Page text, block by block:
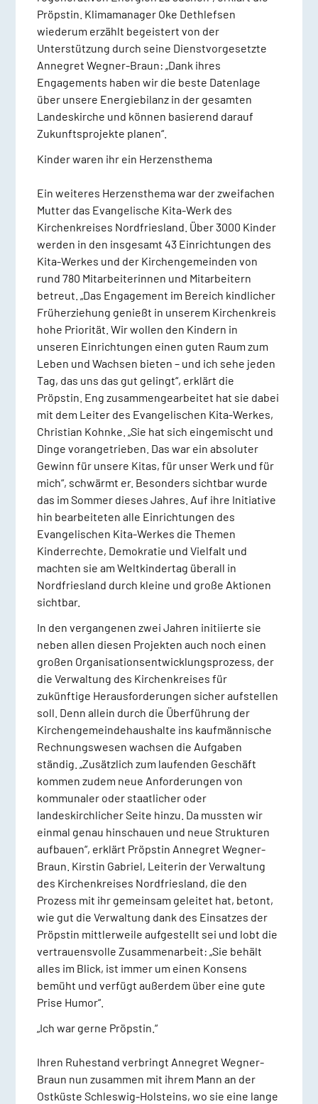
Pröpstin. Klimamanager Oke Dethlefsen
wiederum erzählt begeistert von der
Unterstützung durch seine Dienstvorgesetzte
Annegret Wegner-Braun: „Dank ihres
Engagements haben wir die beste Datenlage
über unsere Energiebilanz in der gesamten
Landeskirche und können basierend darauf
Zukunftsprojekte planen“.
Kinder waren ihr ein Herzensthema
Ein weiteres Herzensthema war der zweifachen
Mutter das Evangelische Kita-Werk des
Kirchenkreises Nordfriesland. Über 3000 Kinder
werden in den insgesamt 43 Einrichtungen des
Kita-Werkes und der Kirchengemeinden von
rund 780 Mitarbeiterinnen und Mitarbeitern
betreut. „Das Engagement im Bereich kindlicher
Früherziehung genießt in unserem Kirchenkreis
hohe Priorität. Wir wollen den Kindern in
unseren Einrichtungen einen guten Raum zum
Leben und Wachsen bieten – und ich sehe jeden
Tag, das uns das gut gelingt“, erklärt die
Pröpstin. Eng zusammengearbeitet hat sie dabei
mit dem Leiter des Evangelischen Kita-Werkes,
Christian Kohnke. „Sie hat sich eingemischt und
Dinge vorangetrieben. Das war ein absoluter
Gewinn für unsere Kitas, für unser Werk und für
mich“, schwärmt er. Besonders sichtbar wurde
das im Sommer dieses Jahres. Auf ihre Initiative
hin bearbeiteten alle Einrichtungen des
Evangelischen Kita-Werkes die Themen
Kinderrechte, Demokratie und Vielfalt und
machten sie am Weltkindertag überall in
Nordfriesland durch kleine und große Aktionen
sichtbar.
In den vergangenen zwei Jahren initiierte sie
neben allen diesen Projekten auch noch einen
großen Organisationsentwicklungsprozess, der
die Verwaltung des Kirchenkreises für
zukünftige Herausforderungen sicher aufstellen
soll. Denn allein durch die Überführung der
Kirchengemeindehaushalte ins kaufmännische
Rechnungswesen wachsen die Aufgaben
ständig. „Zusätzlich zum laufenden Geschäft
kommen zudem neue Anforderungen von
kommunaler oder staatlicher oder
landeskirchlicher Seite hinzu. Da mussten wir
einmal genau hinschauen und neue Strukturen
aufbauen“, erklärt Pröpstin Annegret Wegner-
Braun. Kirstin Gabriel, Leiterin der Verwaltung
des Kirchenkreises Nordfriesland, die den
Prozess mit ihr gemeinsam geleitet hat, betont,
wie gut die Verwaltung dank des Einsatzes der
Pröpstin mittlerweile aufgestellt sei und lobt die
vertrauensvolle Zusammenarbeit: „Sie behält
alles im Blick, ist immer um einen Konsens
bemüht und verfügt außerdem über eine gute
Prise Humor“.
„Ich war gerne Pröpstin.“
Ihren Ruhestand verbringt Annegret Wegner-
Braun nun zusammen mit ihrem Mann an der
Ostküste Schleswig-Holsteins, wo sie eine lange